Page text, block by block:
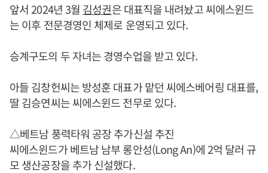
앞서 2024년 3월 김성권은 대표직을 내려놨고 씨에스윈드
는 이후 전문경영인 체제로 운영되고 있다.
승계구도의 두 자녀는 경영수업을 받고 있다.
아들 김창헌씨는 방성훈 대표가 맡던 씨에스베어링 대표를,
딸 김승연씨는 씨에스윈드 전무로 있다.
△베트남 풍력타워 공장 추가신설 추진
씨에스윈드가 베트남 남부 롱안성(Long An)에 2억 달러 규
모 생산공장을 추가 신설했다.